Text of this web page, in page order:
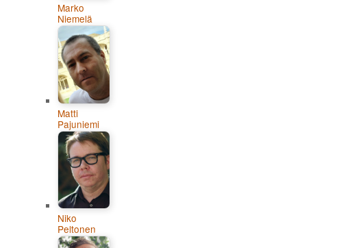
Marko
Niemelä
Matti
Pajuniemi
Niko
Peltonen